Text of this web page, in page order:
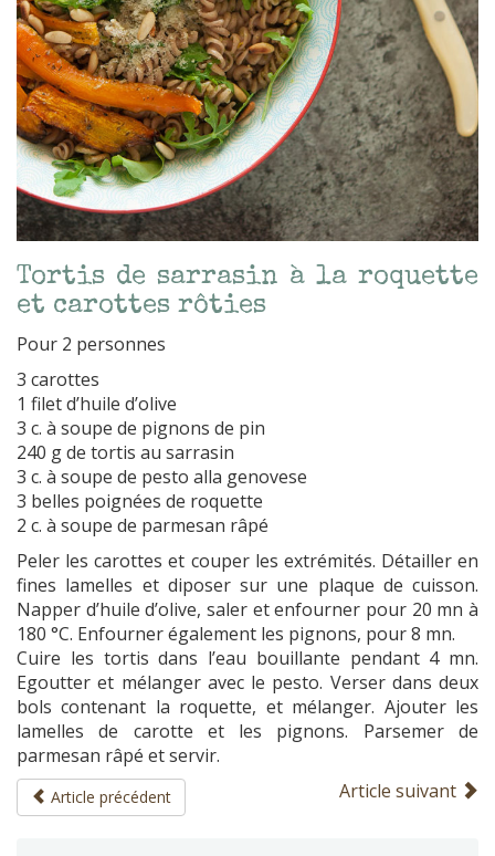
Tortis de sarrasin à la roquette
et carottes rôties
Pour 2 personnes
3 carottes
1 filet d’huile d’olive
3 c. à soupe de pignons de pin
240 g de tortis au sarrasin
3 c. à soupe de pesto alla genovese
3 belles poignées de roquette
2 c. à soupe de parmesan râpé
Peler les carottes et couper les extrémités. Détailler en
fines lamelles et diposer sur une plaque de cuisson.
Napper d’huile d’olive, saler et enfourner pour 20 mn à
180 °C. Enfourner également les pignons, pour 8 mn.
Cuire les tortis dans l’eau bouillante pendant 4 mn.
Egoutter et mélanger avec le pesto. Verser dans deux
bols contenant la roquette, et mélanger. Ajouter les
lamelles de carotte et les pignons. Parsemer de
parmesan râpé et servir.
Article précédent Article suivant